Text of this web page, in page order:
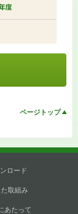
度
ページトップ
ロード
取組み
あたって